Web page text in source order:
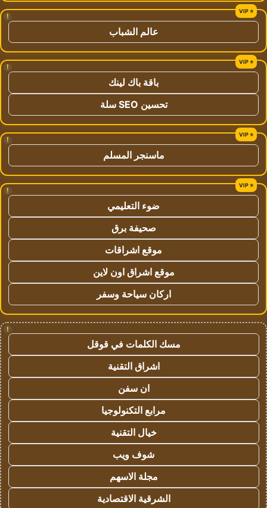
!
عالم الشباب
!
باقة باك لينك
تحسين SEO سلة
!
ماسنجر المسلم
!
ضوء التعليمي
صحيفة برق
موقع اشراقات
موقع اشراق اون لاين
اركان سياحة وسفر
!
مسك الكلمات في قوقل
اشراق التقنية
ان سفن
مرابع التكنولوجيا
خيال التقنية
شوف ويب
مجلة الاسهم
الشرقية الاقتصادية